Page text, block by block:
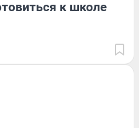
к школе